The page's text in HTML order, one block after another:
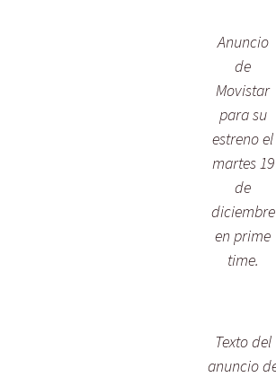
Anuncio
de
Movistar
para su
estreno el
martes 19
de
diciembre
en prime
time.
Texto del
anuncio